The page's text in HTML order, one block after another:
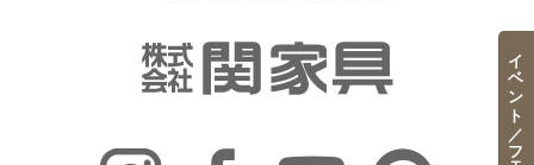
イベント／フェア